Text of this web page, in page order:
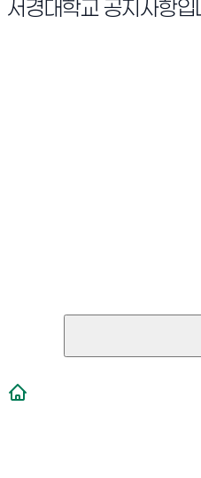
서경대학교 공지사항입